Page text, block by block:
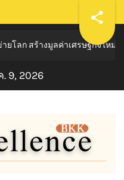
ลค่าเศรษฐกิจใหม่ ขานรับตล
9, 2026